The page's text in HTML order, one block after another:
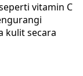
vitamin C
kulit secara